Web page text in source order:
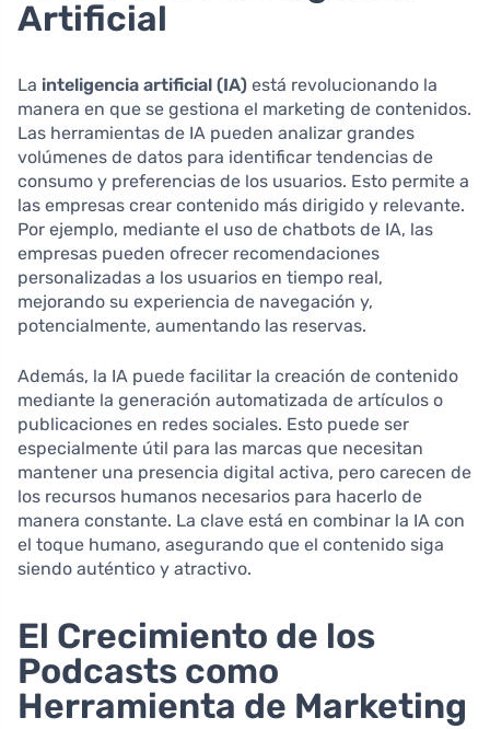
Artificial
La inteligencia artificial (IA) está revolucionando la
manera en que se gestiona el marketing de contenidos.
Las herramientas de IA pueden analizar grandes
volúmenes de datos para identificar tendencias de
consumo y preferencias de los usuarios. Esto permite a
las empresas crear contenido más dirigido y relevante.
Por ejemplo, mediante el uso de chatbots de IA, las
empresas pueden ofrecer recomendaciones
personalizadas a los usuarios en tiempo real,
mejorando su experiencia de navegación y,
potencialmente, aumentando las reservas.
Además, la IA puede facilitar la creación de contenido
mediante la generación automatizada de artículos o
publicaciones en redes sociales. Esto puede ser
especialmente útil para las marcas que necesitan
mantener una presencia digital activa, pero carecen de
los recursos humanos necesarios para hacerlo de
manera constante. La clave está en combinar la IA con
el toque humano, asegurando que el contenido siga
siendo auténtico y atractivo.
El Crecimiento de los
Podcasts como
Herramienta de Marketing